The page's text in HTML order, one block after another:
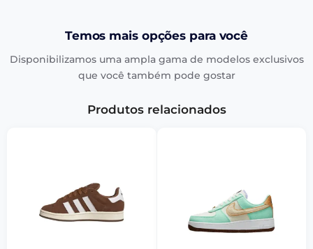
Temos mais opções para você
Disponibilizamos uma ampla gama de modelos exclusivos
que você também pode gostar
Produtos relacionados